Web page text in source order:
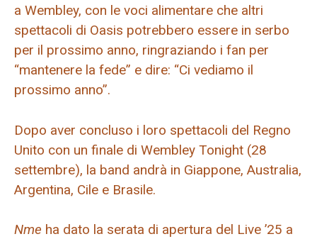
a Wembley, con le voci alimentare che altri
spettacoli di Oasis potrebbero essere in serbo
per il prossimo anno, ringraziando i fan per
“mantenere la fede” e dire: “Ci vediamo il
prossimo anno”.
Dopo aver concluso i loro spettacoli del Regno
Unito con un finale di Wembley Tonight (28
settembre), la band andrà in Giappone, Australia,
Argentina, Cile e Brasile.
Nme ha dato la serata di apertura del Live ’25 a